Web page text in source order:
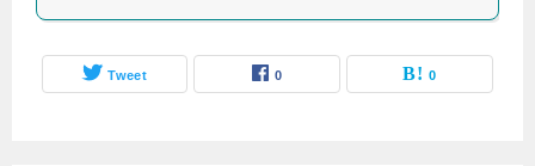
Tweet 0 0